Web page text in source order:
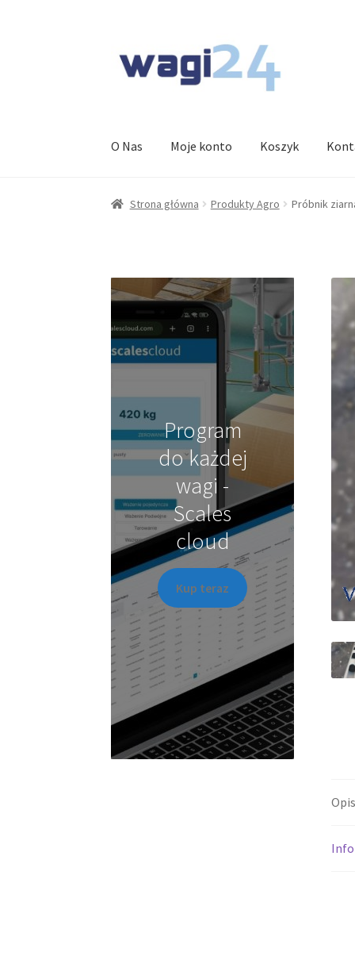
do
nawigacji
do
treści
O Nas Moje konto Koszyk
Strona główna Produkty Agro Próbnik
Opis
Program
do każdej
wagi -
Scales
cloud
Kup teraz